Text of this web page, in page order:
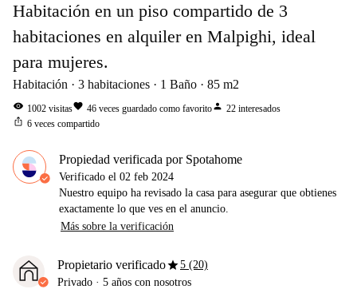
Habitación en un piso compartido de 3
habitaciones en alquiler en Malpighi, ideal
para mujeres.
Habitación 3 habitaciones 1 Baño 85 m2
visibility 1002 visitasfavorite 46 veces guardado como favoritoperson 22 interesados
ios_share 6 veces compartido
Propiedad verificada por Spotahome
Verificado el 02 feb 2024
Nuestro equipo ha revisado la casa para asegurar que obtienes
exactamente lo que ves en el anuncio.
Más sobre la verificación
Propietario verificadostar5 (20)
Privado · 5 años con nosotros